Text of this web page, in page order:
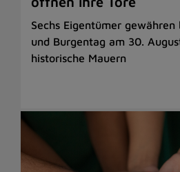
Sechs Eigentümer gewähren
und Burgentag am 30.
historische Mauern